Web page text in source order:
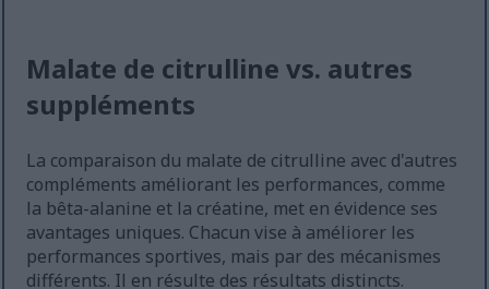
Malate de citrulline vs. autres
suppléments
La comparaison du malate de citrulline avec d'autres
compléments améliorant les performances, comme
la bêta-alanine et la créatine, met en évidence ses
avantages uniques. Chacun vise à améliorer les
performances sportives, mais par des mécanismes
différents. Il en résulte des résultats distincts.